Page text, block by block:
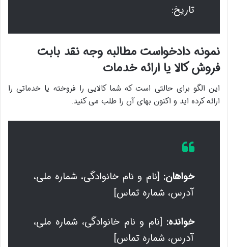
تاریخ:
نمونه دادخواست مطالبه وجه نقد بابت
فروش کالا یا ارائه خدمات
این الگو برای حالتی است که شما کالایی را فروخته یا خدماتی را
ارائه کرده اید و اکنون بهای آن را طلب می کنید.
خواهان: [نام و نام خانوادگی، شماره ملی،
آدرس، شماره تماس]
خوانده: [نام و نام خانوادگی، شماره ملی،
آدرس، شماره تماس]